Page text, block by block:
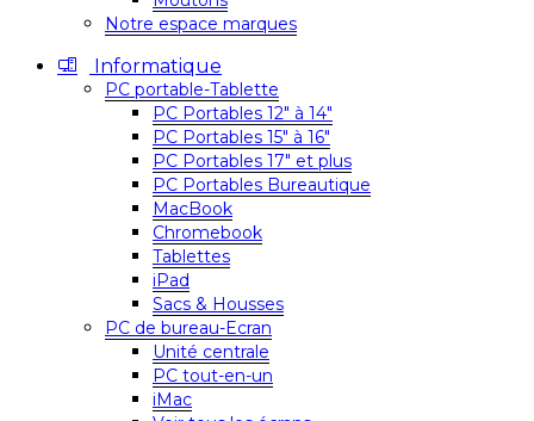
Notre espace marques
Informatique
PC portable-Tablette
PC Portables 12″ à 14″
PC Portables 15″ à 16″
PC Portables 17″ et plus
PC Portables Bureautique
MacBook
Chromebook
Tablettes
iPad
Sacs & Housses
PC de bureau-Ecran
Unité centrale
PC tout-en-un
iMac